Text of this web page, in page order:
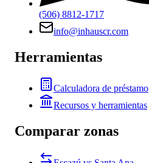
(506) 8812-1717
info@inhauscr.com
Herramientas
Calculadora de préstamo
Recursos y herramientas
Comparar zonas